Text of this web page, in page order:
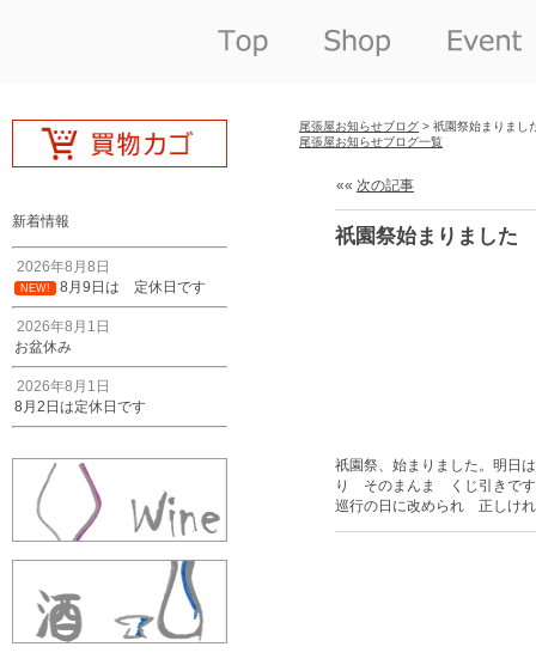
新着情報
2026年8月8日
NEW! 8月9日は 定休日です
2026年8月1日
お盆休み
2026年8月1日
8月2日は定休日です
尾張屋お知らせブログ > 祇園祭始まりまし
尾張屋お知らせブログ一覧
«« 次の記事
祇園祭始まりました
祇園祭、始まりました。明
り そのまんま くじ引きで
巡行の日に改められ 正しけ